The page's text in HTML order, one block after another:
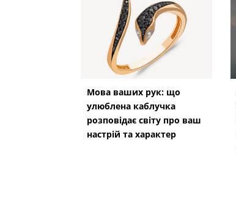
Мова ваших рук: що
улюблена каблучка
розповідає світу про ваш
настрій та характер